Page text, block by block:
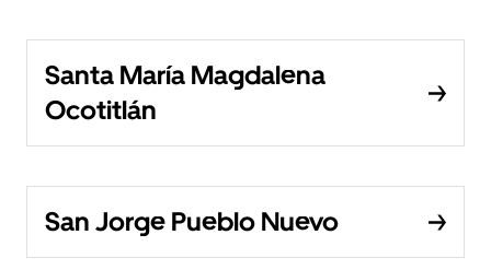
Santa María Magdalena
Ocotitlán
San Jorge Pueblo Nuevo